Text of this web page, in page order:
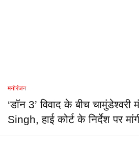
मनोरंजन
‘डॉन 3’ विवाद के बीच
Singh, हाई कोर्ट के निर्देश पर